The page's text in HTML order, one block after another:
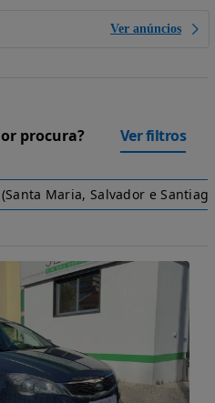
Ver anúncios
procura? Ver filtros
Maria, Salvador e